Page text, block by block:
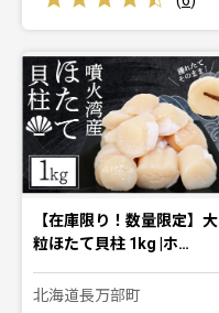
【在庫限り！数量限定】大
粒ほたて貝柱 1kg |ホ…
北海道長万部町